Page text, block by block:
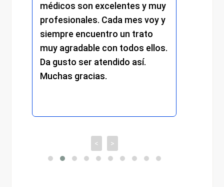
médicos son excelentes y muy
profesionales. Cada mes voy y
siempre encuentro un trato
muy agradable con todos ellos.
Da gusto ser atendido así.
Muchas gracias.
< >